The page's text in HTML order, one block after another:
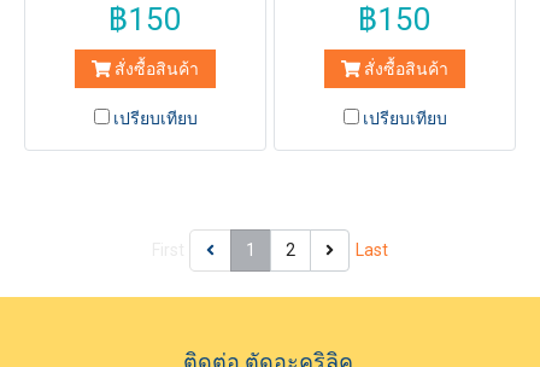
฿150
สั่งซื้อสินค้า
เปรียบเทียบ
฿150
สั่งซื้อสินค้า
เปรียบเทียบ
1 2 Last
ติดต่อ ตัดอะคริลิค